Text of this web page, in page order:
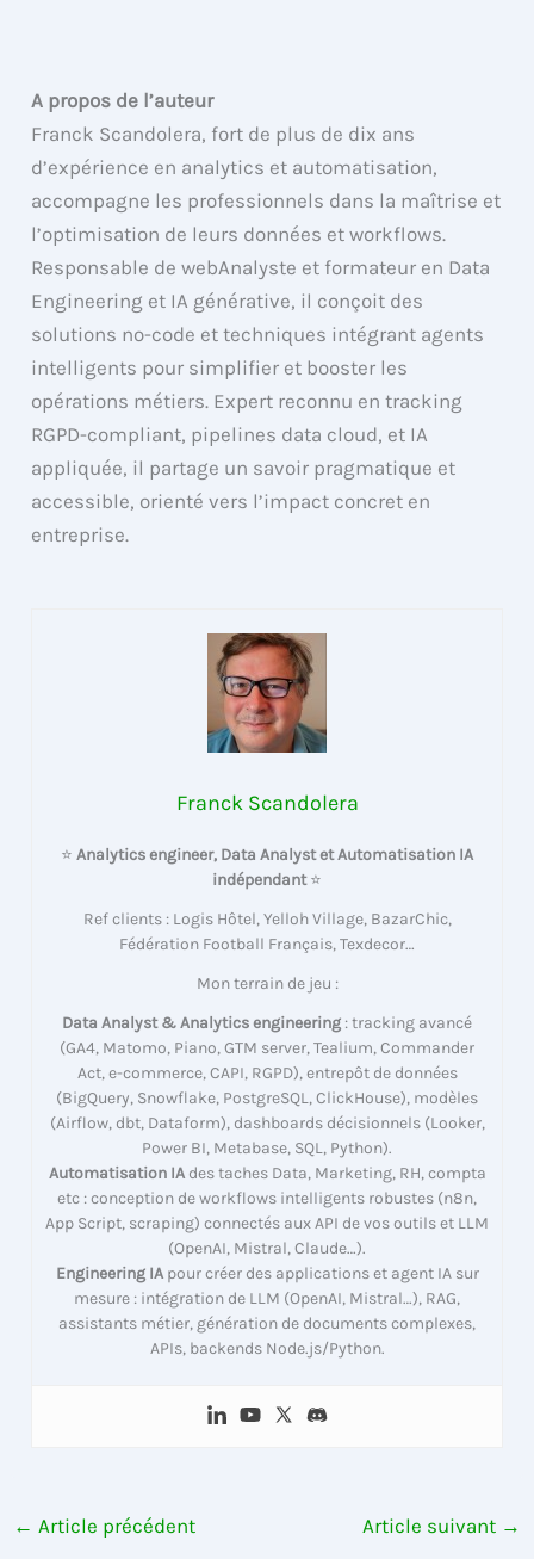
A propos de l’auteur
Franck Scandolera, fort de plus de dix ans
d’expérience en analytics et automatisation,
accompagne les professionnels dans la maîtrise et
l’optimisation de leurs données et workflows.
Responsable de webAnalyste et formateur en Data
Engineering et IA générative, il conçoit des
solutions no-code et techniques intégrant agents
intelligents pour simplifier et booster les
opérations métiers. Expert reconnu en tracking
RGPD-compliant, pipelines data cloud, et IA
appliquée, il partage un savoir pragmatique et
accessible, orienté vers l’impact concret en
entreprise.
Franck Scandolera
⭐ Analytics engineer, Data Analyst et Automatisation IA
indépendant⭐
Ref clients : Logis Hôtel, Yelloh Village, BazarChic,
Fédération Football Français, Texdecor…
Mon terrain de jeu :
Data Analyst & Analytics engineering : tracking avancé
(GA4, Matomo, Piano, GTM server, Tealium, Commander
Act, e-commerce, CAPI, RGPD), entrepôt de données
(BigQuery, Snowflake, PostgreSQL, ClickHouse), modèles
(Airflow, dbt, Dataform), dashboards décisionnels (Looker,
Power BI, Metabase, SQL, Python).
Automatisation IAdes taches Data, Marketing, RH, compta
etc : conception de workflows intelligents robustes (n8n,
App Script, scraping) connectés aux API de vos outils et LLM
(OpenAI, Mistral, Claude…).
Engineering IApour créer des applications et agent IA sur
mesure : intégration de LLM (OpenAI, Mistral…), RAG,
assistants métier, génération de documents complexes,
APIs, backends Node.js/Python.
← Article précédent Article suivant →